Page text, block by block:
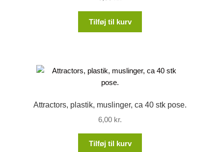
Tilføj til kurv
Attractors, plastik, muslinger, ca 40 stk pose.
6,00 kr.
Tilføj til kurv